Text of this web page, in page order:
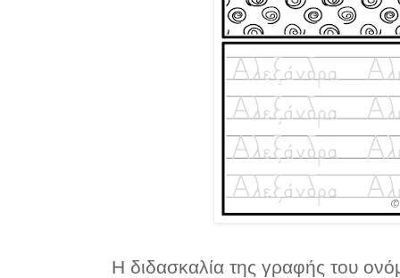
Η διδασκαλία της γραφής του